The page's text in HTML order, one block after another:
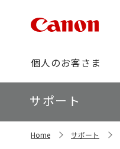
グ
ロ
ー
バ
ビ
個人のお客さま
ロ
ー
カ
ル
サポート
Home サポート